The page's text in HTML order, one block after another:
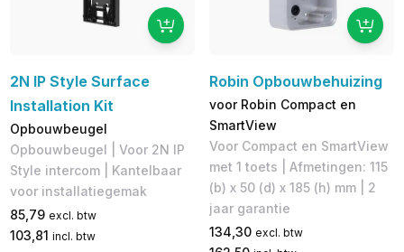
2N IP Style Surface
Installation Kit
Opbouwbeugel
Opbouwbeugel | Voor 2N IP
Style intercom | Kantelbaar
voor installatiegemak
85,79 excl. btw
103,81 incl. btw
Robin Opbouwbehuizing
voor Robin Compact en
SmartView
Voor Compact en SmartView
met 1 toets | Afmetingen: 115
(b) x 50 (d) x 185 (h) mm | 2
jaar garantie
134,30 excl. btw